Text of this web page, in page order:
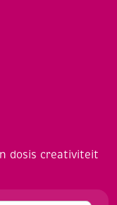
dosis creativiteit